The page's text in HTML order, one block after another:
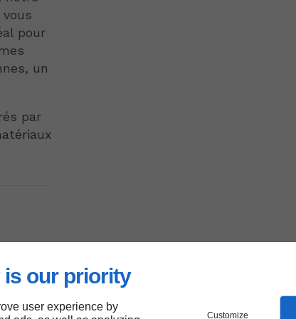
our priority
user experience by
Customize
pour
un
par